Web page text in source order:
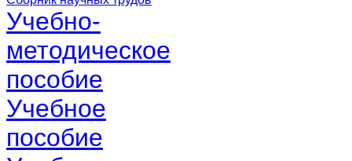
Учебно-
методическое
пособие
Учебное
пособие